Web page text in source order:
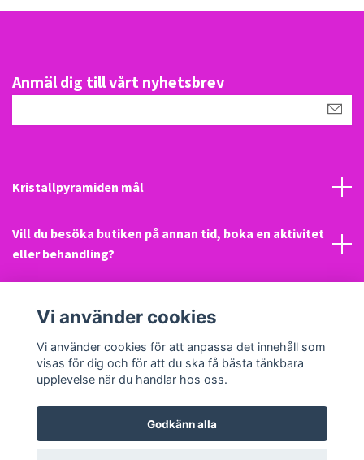
Anmäl dig till vårt nyhetsbrev
Kristallpyramiden mål
Vill du besöka butiken på annan tid, boka en aktivitet
eller behandling?
Sociala medier
Vi använder cookies
Vi använder cookies för att anpassa det innehåll som
visas för dig och för att du ska få bästa tänkbara
upplevelse när du handlar hos oss.
Godkänn alla